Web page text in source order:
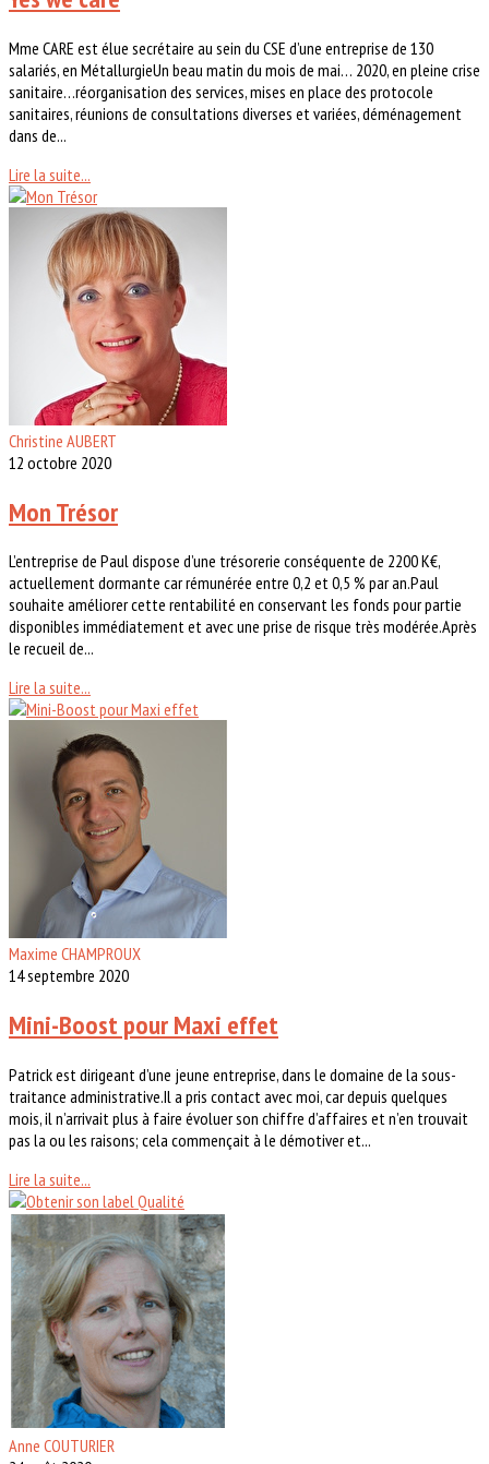
Mme CARE est élue secrétaire au sein du CSE d’une entreprise de 130
salariés, en MétallurgieUn beau matin du mois de mai… 2020, en pleine crise
sanitaire…réorganisation des services, mises en place des protocole
sanitaires, réunions de consultations diverses et variées, déménagement
dans de...
Lire la suite...
Christine AUBERT
12 octobre 2020
Mon Trésor
L’entreprise de Paul dispose d’une trésorerie conséquente de 2200 K€,
actuellement dormante car rémunérée entre 0,2 et 0,5 % par an.Paul
souhaite améliorer cette rentabilité en conservant les fonds pour partie
disponibles immédiatement et avec une prise de risque très modérée.Après
le recueil de...
Lire la suite...
Maxime CHAMPROUX
14 septembre 2020
Mini-Boost pour Maxi effet
Patrick est dirigeant d’une jeune entreprise, dans le domaine de la sous-
traitance administrative.Il a pris contact avec moi, car depuis quelques
mois, il n’arrivait plus à faire évoluer son chiffre d’affaires et n’en trouvait
pas la ou les raisons; cela commençait à le démotiver et...
Lire la suite...
Anne COUTURIER